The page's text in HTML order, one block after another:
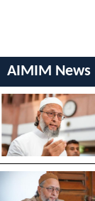
AIMIM News